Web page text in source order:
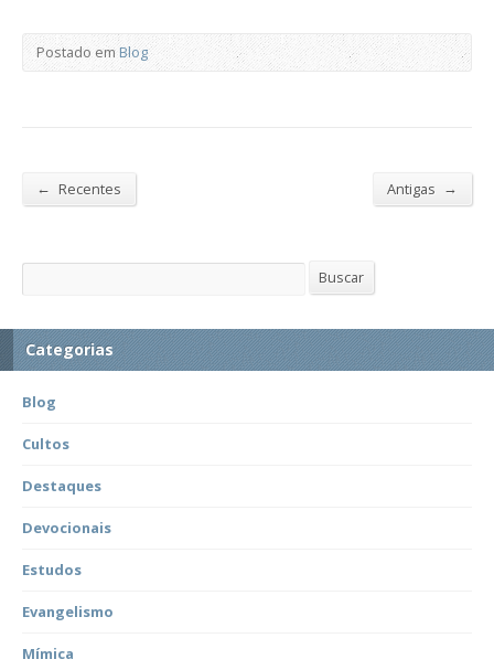
Postado emBlog
← Recentes Antigas →
Buscar
Categorias
Blog
Cultos
Destaques
Devocionais
Estudos
Evangelismo
Mímica